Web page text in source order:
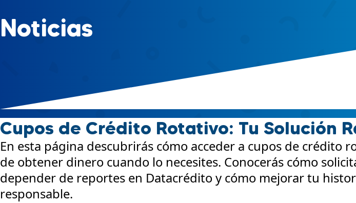
Noticias
Cupos de Crédito Rotativo: Tu Solución
En esta página descubrirás cómo acceder a cupos de
de obtener dinero cuando lo necesites. Conocerás cómo
depender de reportes en Datacrédito y cómo mejorar tu
responsable.